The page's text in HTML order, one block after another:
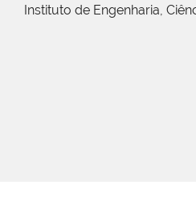
Instituto de Engenharia,